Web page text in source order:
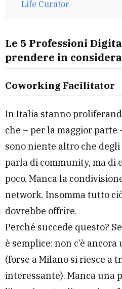
Life Curator
Le 5 Professioni
prendere in
Coworking Facilitator
In Italia stanno
che – per la maggior
sono niente altro che degli
parla di community, ma di
poco. Manca la
network. Insomma tutto
dovrebbe offrire.
Perché succede questo?
è semplice: non c’è
(forse a Milano si riesce a
interessante). Manca una